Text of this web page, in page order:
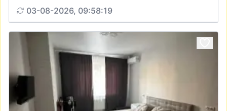
03-08-2026, 09:58:19